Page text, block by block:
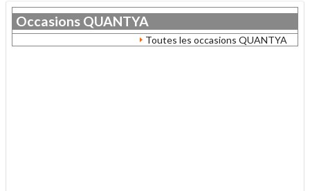
Occasions QUANTYA
Toutes les occasions QUANTYA